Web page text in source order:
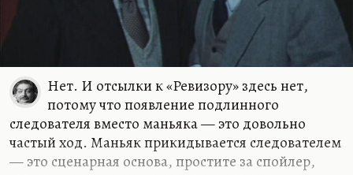
Нет. И отсылки к «Ревизору» здесь нет,
потому что появление подлинного
следователя вместо маньяка — это довольно
частый ход. Маньяк прикидывается следователем
— это сценарная основа, простите за спойлер,